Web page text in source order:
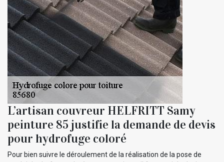
L’artisan couvreur HELFRITT Samy
peinture 85 justifie la demande de devis
pour hydrofuge coloré
Pour bien suivre le déroulement de la réalisation de la pose de